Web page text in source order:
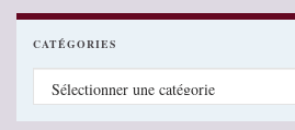
CATÉGORIES
Catégories